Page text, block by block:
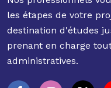
les étapes de votre
destination d'études
prenant en charge
administratives.